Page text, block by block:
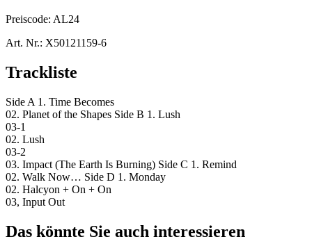
Preiscode: AL24
Art. Nr.: X50121159-6
Trackliste
Side A 1. Time Becomes
02. Planet of the Shapes Side B 1. Lush
03-1
02. Lush
03-2
03. Impact (The Earth Is Burning) Side C 1. Remind
02. Walk Now… Side D 1. Monday
02. Halcyon + On + On
03, Input Out
Das könnte Sie auch interessieren